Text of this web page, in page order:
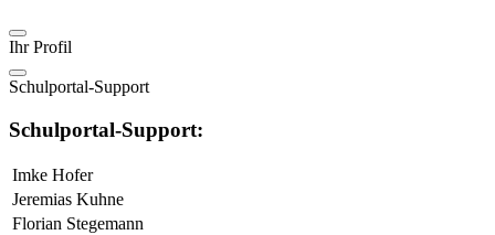
Ihr Profil
Schulportal-Support
Schulportal-Support:
Imke Hofer
Jeremias Kuhne
Florian Stegemann